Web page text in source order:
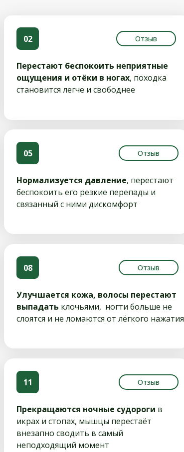
Перестают беспокоить неприятные
ощущения и отёки в ногах, походка
становится легче и свободнее
02
Нормализуется давление, перестают
беспокоить его резкие перепады и
связанный с ними дискомфорт
05
Улучшается кожа, волосы перестают
выпадать клочьями, ногти больше не
слоятся и не ломаются от лёгкого нажатия
08
Прекращаются ночные судороги в
икрах и стопах, мышцы перестаёт
внезапно сводить в самый
неподходящий момент
11
Отзыв
Отзыв
Отзыв
Отзыв